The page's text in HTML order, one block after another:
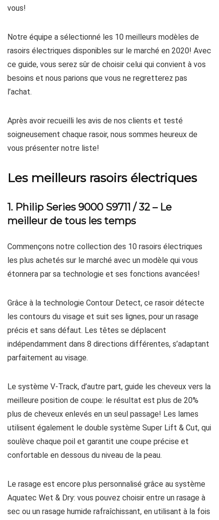
vous!
Notre équipe a sélectionné les 10 meilleurs modèles de
rasoirs électriques disponibles sur le marché en 2020! Avec
ce guide, vous serez sûr de choisir celui qui convient à vos
besoins et nous parions que vous ne regretterez pas
l’achat.
Après avoir recueilli les avis de nos clients et testé
soigneusement chaque rasoir, nous sommes heureux de
vous présenter notre liste!
Les meilleurs rasoirs électriques
1. Philip Series 9000 S9711 / 32 – Le
meilleur de tous les temps
Commençons notre collection des 10 rasoirs électriques
les plus achetés sur le marché avec un modèle qui vous
étonnera par sa technologie et ses fonctions avancées!
Grâce à la technologie Contour Detect, ce rasoir détecte
les contours du visage et suit ses lignes, pour un rasage
précis et sans défaut. Les têtes se déplacent
indépendamment dans 8 directions différentes, s’adaptant
parfaitement au visage.
Le système V-Track, d’autre part, guide les cheveux vers la
meilleure position de coupe: le résultat est plus de 20%
plus de cheveux enlevés en un seul passage! Les lames
utilisent également le double système Super Lift & Cut, qui
soulève chaque poil et garantit une coupe précise et
confortable en dessous du niveau de la peau.
Le rasage est encore plus personnalisé grâce au système
Aquatec Wet & Dry: vous pouvez choisir entre un rasage à
sec ou un rasage humide rafraîchissant, en utilisant à la fois